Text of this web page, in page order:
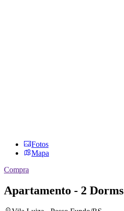
Fotos
Mapa
Compra
Apartamento - 2 Dorms